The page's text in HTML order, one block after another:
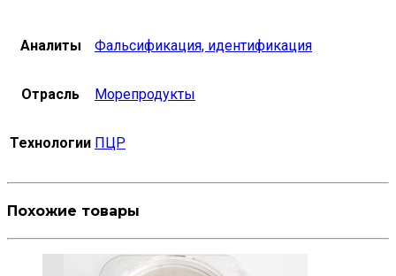
Аналиты Фальсификация, идентификация
Отрасль Морепродукты
Технологии ПЦР
Похожие товары